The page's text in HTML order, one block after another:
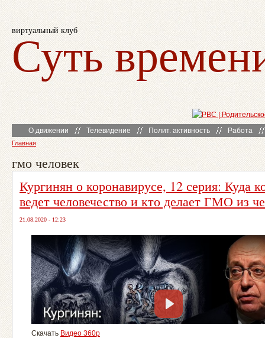
виртуальный клуб
Суть
О движении Телевидение Полит. активность Работа
Главная
гмо человек
Кургинян о коронавирусе, 12 серия: Куда
ведет человечество и кто делает ГМО из
21.08.2020 - 12:23
Скачать Видео 360p